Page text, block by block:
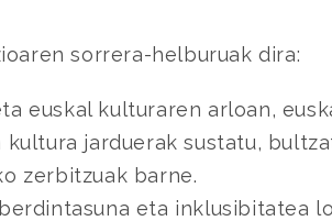
sorrera-helburuak dira:
euskal kulturaren arloan,
kultura jarduerak sustatu,
zerbitzuak barne.
eta inklusibitatea